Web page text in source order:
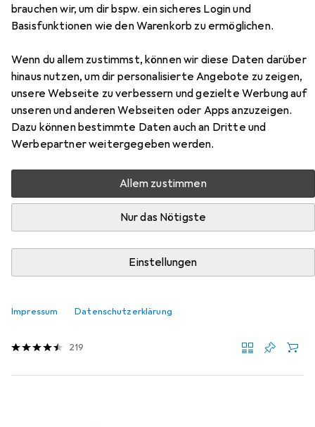
brauchen wir, um dir bspw. ein sicheres Login und
Basisfunktionen wie den Warenkorb zu ermöglichen.
Wenn du allem zustimmst, können wir diese Daten darüber
hinaus nutzen, um dir personalisierte Angebote zu zeigen,
unsere Webseite zu verbessern und gezielte Werbung auf
unseren und anderen Webseiten oder Apps anzuzeigen.
Dazu können bestimmte Daten auch an Dritte und
Werbepartner weitergegeben werden.
Allem zustimmen
Nur das Nötigste
Einstellungen
Impressum Datenschutzerklärung
Zubehör für vidaXL Jatenetta (7
Stück)
Hier findest du passendes Zubehör zum Produkt vidaXL
Jatenetta (7 Stück) aus der Kategorie Möbelgleiter +
Schutzpuffer.
Relevanz
Produktliste
Möbelgleiter + Schutzpuffer
tesaPROTECT Filzgleiter rund
219